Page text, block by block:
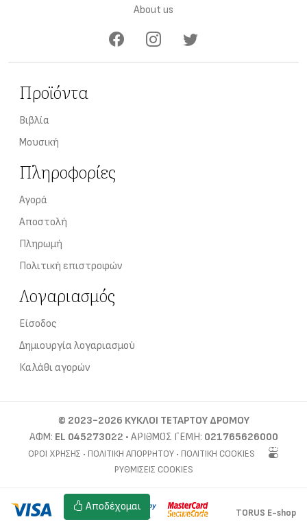
About us
Προϊόντα
Βιβλία
Μουσική
Πληροφορίες
Αγορά
Αποστολή
Πληρωμή
Πολιτική επιστροφών
Λογαριασμός
Είσοδος
Δημιουργία λογαριασμού
Καλάθι αγορών
© 2023-2026 ΚΥΚΛΟΙ ΤΕΤΑΡΤΟΥ ΔΡΟΜΟΥ
ΑΦΜ: EL 045273022 • ΑΡΙΘΜΌΣ ΓΕΜΗ: 021765626000
ΌΡΟΙ ΧΡΉΣΗΣ • ΠΟΛΙΤΙΚΉ ΑΠΟΡΡΉΤΟΥ • ΠΟΛΙΤΙΚΉ COOKIES
ΡΥΘΜΊΣΕΙΣ COOKIES
TORUS E-shop
Αυτός ο ιστότοπος χρησιμοποιεί cookies για τη διάκριση
των επισκεπτών. Για να αποδεχθείτε την τοποθέτηση cookies,
Αποδέχομαι
Πολιτική cookies